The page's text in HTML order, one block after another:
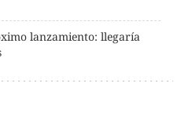
lanzamiento: llegaría